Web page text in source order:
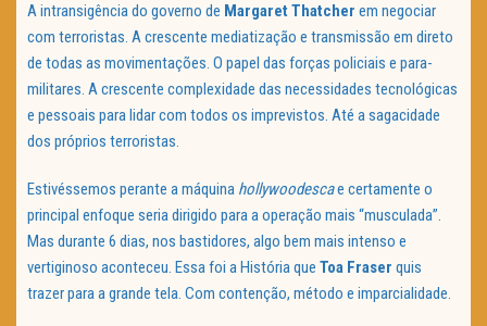
A intransigência do governo de Margaret Thatcher em negociar
com terroristas. A crescente mediatização e transmissão em direto
de todas as movimentações. O papel das forças policiais e para-
militares. A crescente complexidade das necessidades tecnológicas
e pessoais para lidar com todos os imprevistos. Até a sagacidade
dos próprios terroristas.
Estivéssemos perante a máquina hollywoodescae certamente o
principal enfoque seria dirigido para a operação mais “musculada”.
Mas durante 6 dias, nos bastidores, algo bem mais intenso e
vertiginoso aconteceu. Essa foi a História que Toa Fraser quis
trazer para a grande tela. Com contenção, método e imparcialidade.